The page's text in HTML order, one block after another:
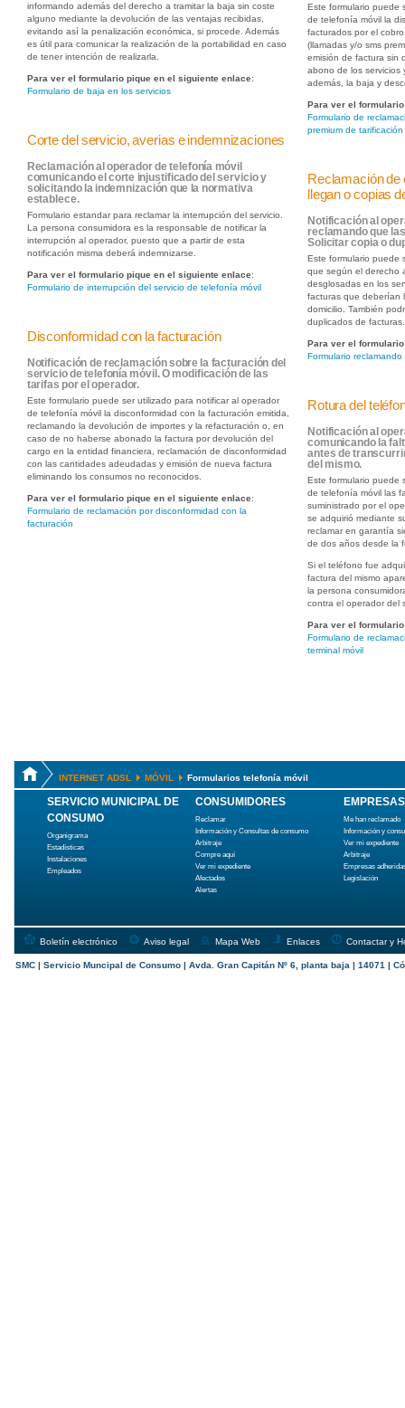
informando además del derecho a tramitar la baja sin coste
alguno mediante la devolución de las ventajas recibidas,
evitando así la penalización económica, si procede. Además
es útil para comunicar la realización de la portabilidad en caso
de tener intención de realizarla.
Para ver el formulario pique en el siguiente enlace:
Formulario de baja en los servicios
Corte del servicio, averias e indemnizaciones
Reclamación al operador de telefonía móvil
comunicando el corte injustificado del servicio y
solicitando la indemnización que la normativa
establece.
Formulario estandar para reclamar la interrupción del servicio.
La persona consumidora es la responsable de notificar la
interrupción al operador, puesto que a partir de esta
notificación misma deberá indemnizarse.
Para ver el formulario pique en el siguiente enlace:
Formulario de interrupción del servicio de telefonía móvil
Disconformidad con la facturación
Notificación de reclamación sobre la facturación del
servicio de telefonía móvil. O modificación de las
tarifas por el operador.
Este formulario puede ser utilizado para notificar al operador
de telefonía móvil la disconformidad con la facturación emitida,
reclamando la devolución de importes y la refacturación o, en
caso de no haberse abonado la factura por devolución del
cargo en la entidad financiera, reclamación de disconformidad
con las cantidades adeudadas y emisión de nueva factura
eliminando los consumos no reconocidos.
Para ver el formulario pique en el siguiente enlace:
Formulario de reclamación por disconformidad con la
facturación
Este formulario puede
de telefonía móvil la
facturados por el
(llamadas y/o sms
emisión de factura sin
abono de los servicios
además, la baja y
Para ver el
Formulario de
premium de
Reclamación de
llegan o copias
Notificación al
reclamando que
Solicitar copia o
Este formulario puede
que según el derecho
desglosadas en los
facturas que deberían
domicilio. También
duplicados de facturas.
Para ver el
Formulario
Rotura del
Notificación al
comunicando la
antes de
del mismo.
Este formulario puede
de telefonía móvil las
suministrado por el
se adquirió mediante
reclamar en garantía
de dos años desde la
Si el teléfono fue
factura del mismo
la persona
contra el operador del
Para ver el
Formulario de
terminal móvil
INTERNET ADSL MÓVIL Formularios telefonía móvil
SERVICIO MUNICIPAL DE
CONSUMO
Organigrama
Estadísticas
Instalaciones
Empleados
CONSUMIDORES
Reclamar
Información y Consultas de consumo
Arbitraje
Compre aquí
Ver mi expediente
Afectados
Alertas
EMPRESAS
Me han reclamado
Información y
Ver mi expediente
Arbitraje
Empresas
Legislación
Boletín electrónico Aviso legal Mapa Web Enlaces Contactar y
SMC | Servicio Muncipal de Consumo | Avda. Gran Capitán Nº 6, planta baja | 14071 |